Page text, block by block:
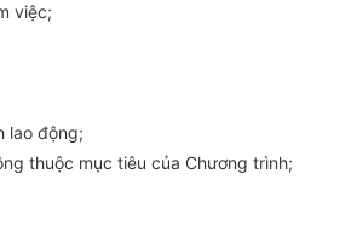
việc;
lao động;
thuộc mục tiêu của Chương trình;